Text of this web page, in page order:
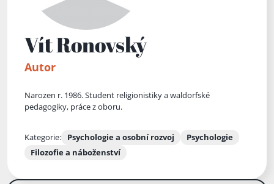
Vít Ronovský
Autor
Narozen r. 1986. Student religionistiky a waldorfské
pedagogiky, práce z oboru.
Kategorie: Psychologie a osobní rozvoj
Psychologie
Filozofie a náboženství